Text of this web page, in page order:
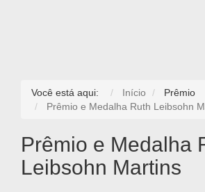
Você está aqui: Início
Prêmio
Prêmio e Medalha Ruth Leibsohn
Prêmio e Medalha
Leibsohn Martins